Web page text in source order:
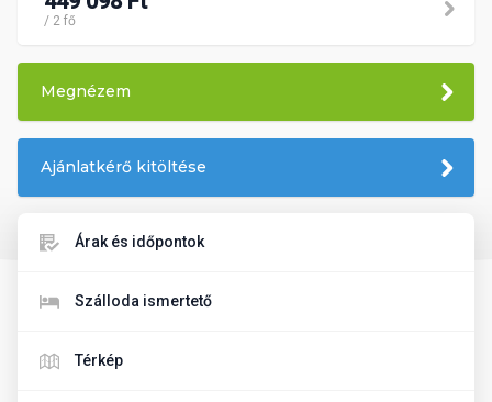
/ 2 fő
Megnézem
Ajánlatkérő kitöltése
Árak és időpontok
Szálloda ismertető
Térkép